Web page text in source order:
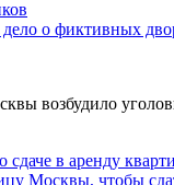
дело о фиктивных
возбудило
Москвы, чтобы